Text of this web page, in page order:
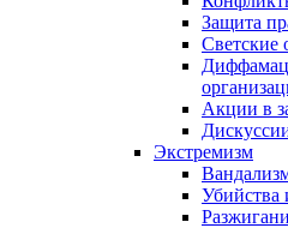
Защита
Светские
Акции в
Экстремизм
Убийства